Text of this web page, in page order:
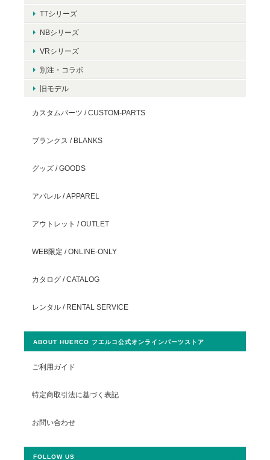
TTシリーズ
NBシリーズ
VRシリーズ
別注・コラボ
旧モデル
カスタムパーツ / CUSTOM-PARTS
ブランクス / BLANKS
グッズ / GOODS
アパレル / APPAREL
アウトレット / OUTLET
WEB限定 / ONLINE-ONLY
カタログ / CATALOG
レンタル / RENTAL SERVICE
ABOUT HUERCO フエルコ公式オンラインパーツストア
ご利用ガイド
特定商取引法に基づく表記
お問い合わせ
FOLLOW US